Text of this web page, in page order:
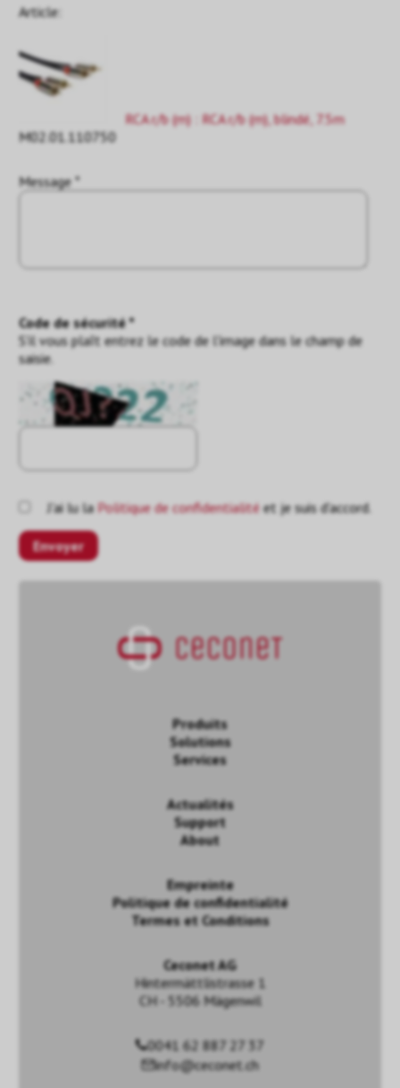
Article:
RCA r/b (m) : RCA r/b (m), blindé, 7.5m
M02.01.110750
Message *
Code de sécurité *
S'il vous plaît entrez le code de l'image dans le champ de
saisie.
J'ai lu laPolitique de confidentialitéet je suis d'accord.
Produits
Solutions
Services
Actualités
Support
About
Empreinte
Politique de confidentialité
Termes et Conditions
Ceconet AG
Hintermättlistrasse 1
CH - 5506 Mägenwil
0041 62 887 27 37
info@ceconet.ch